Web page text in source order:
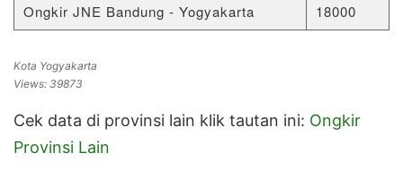
Ongkir JNE Bandung - Yogyakarta
18000
Kota Yogyakarta
Views: 39873
Cek data di provinsi lain klik tautan ini: Ongkir
Provinsi Lain